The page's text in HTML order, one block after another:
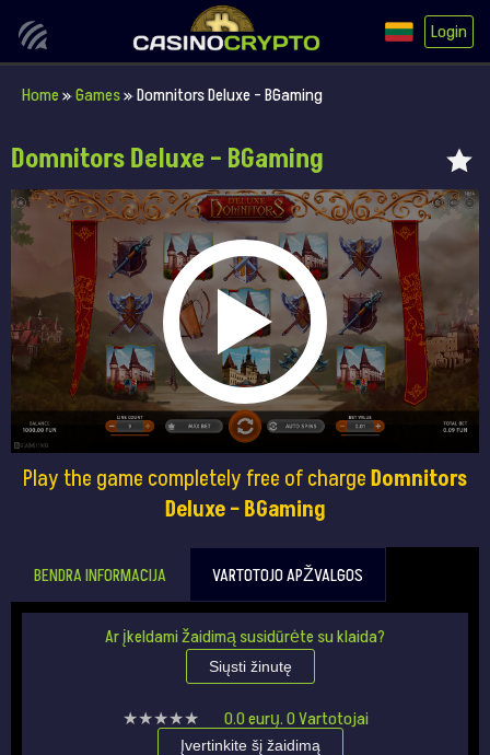
Login
Home»Games»Domnitors Deluxe – BGaming
Domnitors Deluxe – BGaming
Play the game completely free of chargeDomnitors
Deluxe – BGaming
BENDRA INFORMACIJA VARTOTOJO APŽVALGOS
Ar įkeldami žaidimą susidūrėte su klaida?
Siųsti žinutę
★★★★★
★★★★★ 0.0eurų.0Vartotojai
Įvertinkite šį žaidimą